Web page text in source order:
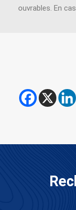
ouvrables. En